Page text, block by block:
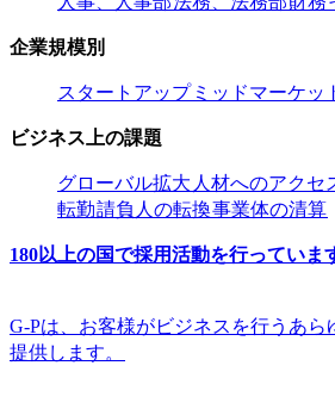
企業規模別​​
スタートアップ​​ ミッドマーケッ
ビジネス上の課題​​
グローバル拡大​​ 人材へのアクセ
転勤​​請負人の転換​​事業体の清算​​
180以上の国で採用活動を行っていま
G-Pは、お客様がビジネスを行うあら
提供します。​​